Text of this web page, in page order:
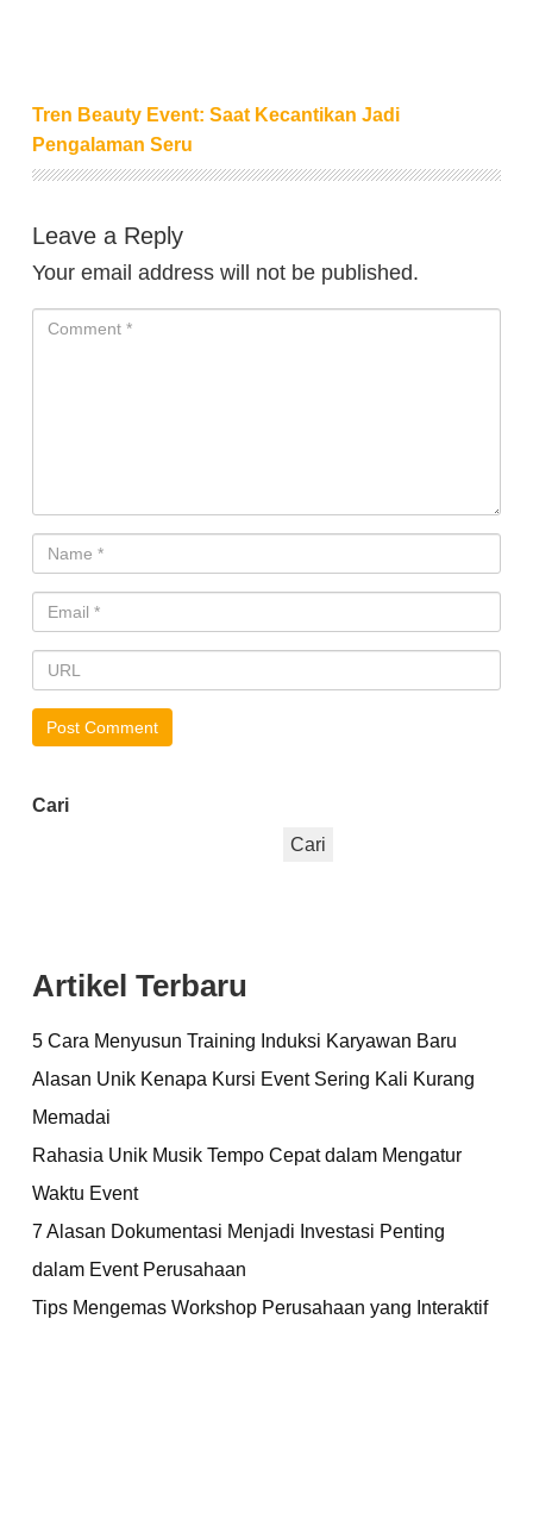
Tren Beauty Event: Saat Kecantikan Jadi
Pengalaman Seru
Leave a Reply
Your email address will not be published.
Cari
Cari
Artikel Terbaru
5 Cara Menyusun Training Induksi Karyawan Baru
Alasan Unik Kenapa Kursi Event Sering Kali Kurang
Memadai
Rahasia Unik Musik Tempo Cepat dalam Mengatur
Waktu Event
7 Alasan Dokumentasi Menjadi Investasi Penting
dalam Event Perusahaan
Tips Mengemas Workshop Perusahaan yang Interaktif